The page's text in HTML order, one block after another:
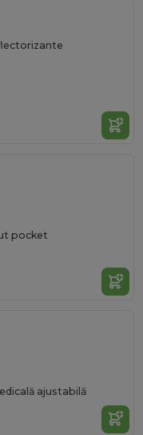
pocket
ajustabilă